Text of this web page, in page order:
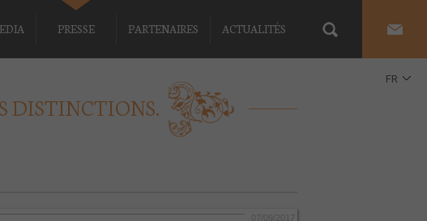
PRESSE PARTENAIRES ACTUALITÉS
FR
DISTINCTIONS.